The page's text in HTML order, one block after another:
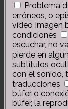
Problema
erróneos, o
vídeo Imagen
condiciones
escuchar, no
pierde en
subtítulos
con el sonido,
traducciones
búfer o
búfer, la